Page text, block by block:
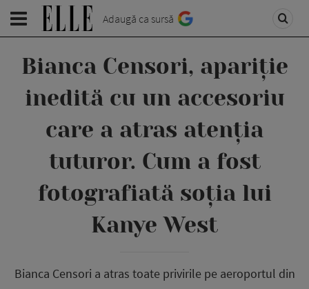
Adaugă ca sursă
Bianca Censori, apariție
inedită cu un accesoriu
care a atras atenția
tuturor. Cum a fost
fotografiată soția lui
Kanye West
Bianca Censori a atras toate privirile pe aeroportul din